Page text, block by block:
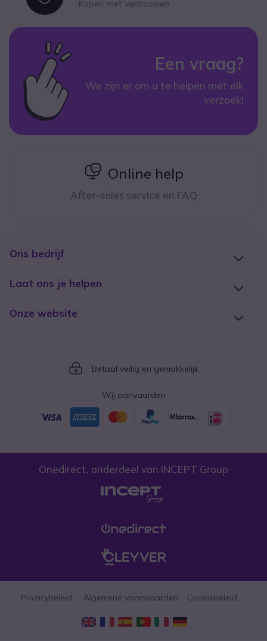
Kopen met vertrouwen
Een vraag?
We zijn er om u te helpen met elk
verzoek!
icon
Online help
After-sales service en FAQ
Ons bedrijf
Laat ons je helpen
Onze website
Icon
Betaal veilig en gemakkelijk
Wij aanvaarden
Onedirect, onderdeel van INCEPT Group
Privacybeleid Algemene voorwaarden Cookiebeleid